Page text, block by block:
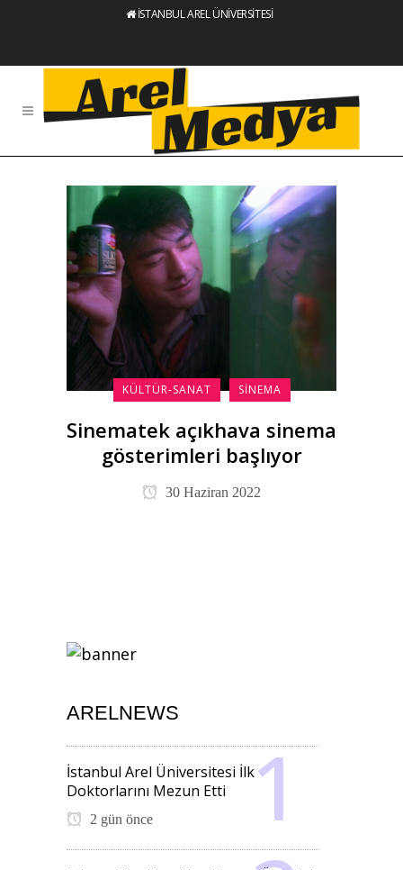
İSTANBUL AREL ÜNİVERSİTESİ
KÜLTÜR-SANAT SINEMA
Sinematek açıkhava sinema
gösterimleri başlıyor
30 Haziran 2022
ARELNEWS
İstanbul Arel Üniversitesi İlk
Doktorlarını Mezun Etti
2 gün önce